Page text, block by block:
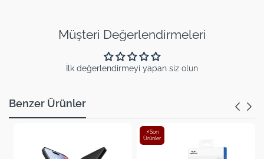
Müşteri Değerlendirmeleri
İlk değerlendirmeyi yapan siz olun
Benzer Ürünler